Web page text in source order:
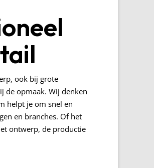
ook bij grote
de opmaak. Wij denken
helpt je om snel en
en branches. Of het
ontwerp, de productie